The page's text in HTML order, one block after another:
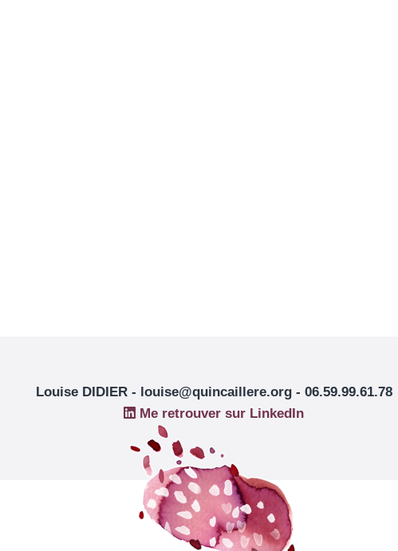
Louise DIDIER - louise@quincaillere.org - 06.59.99.61.78
Me retrouver sur LinkedIn